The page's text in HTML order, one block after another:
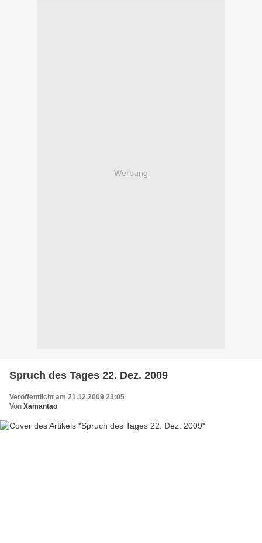
Werbung
Spruch des Tages 22. Dez. 2009
Veröffentlicht am 21.12.2009 23:05
Von Xamantao